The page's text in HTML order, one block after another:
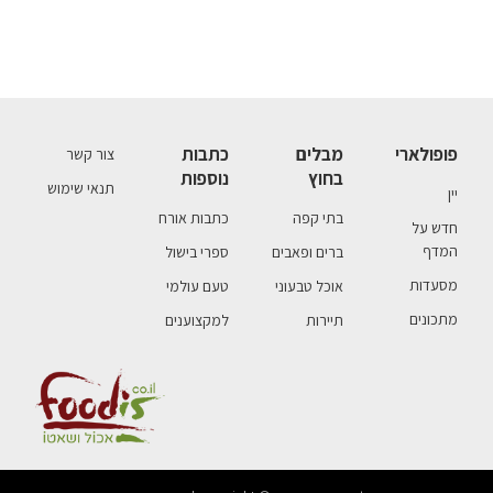
פופולארי
יין
חדש על
המדף
מסעדות
מתכונים
מבלים
בחוץ
בתי קפה
ברים ופאבים
אוכל טבעוני
תיירות
כתבות
נוספות
כתבות אורח
ספרי בישול
טעם עולמי
למקצוענים
צור קשר
תנאי שימוש